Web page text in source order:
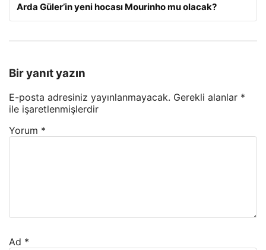
Arda Güler’in yeni hocası Mourinho mu olacak?
Bir yanıt yazın
E-posta adresiniz yayınlanmayacak. Gerekli alanlar *
ile işaretlenmişlerdir
Yorum *
Ad *